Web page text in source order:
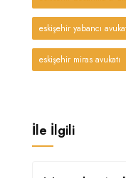
eskişehir yabancı
eskişehir miras avukatı
İle İlgili